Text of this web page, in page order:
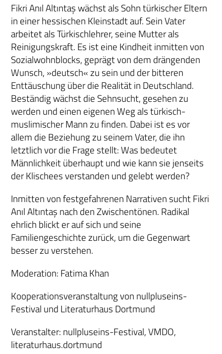
Fikri Anıl Altıntaş wächst als Sohn türkischer Eltern
in einer hessischen Kleinstadt auf. Sein Vater
arbeitet als Türkischlehrer, seine Mutter als
Reinigungskraft. Es ist eine Kindheit inmitten von
Sozialwohnblocks, geprägt von dem drängenden
Wunsch, »deutsch« zu sein und der bitteren
Enttäuschung über die Realität in Deutschland.
Beständig wächst die Sehnsucht, gesehen zu
werden und einen eigenen Weg als türkisch-
muslimischer Mann zu finden. Dabei ist es vor
allem die Beziehung zu seinem Vater, die ihn
letztlich vor die Frage stellt: Was bedeutet
Männlichkeit überhaupt und wie kann sie jenseits
der Klischees verstanden und gelebt werden?
Inmitten von festgefahrenen Narrativen sucht Fikri
Anıl Altıntaş nach den Zwischentönen. Radikal
ehrlich blickt er auf sich und seine
Familiengeschichte zurück, um die Gegenwart
besser zu verstehen.
Moderation: Fatima Khan
Kooperationsveranstaltung von nullpluseins-
Festival und Literaturhaus Dortmund
Veranstalter: nullpluseins-Festival, VMDO,
literaturhaus.dortmund